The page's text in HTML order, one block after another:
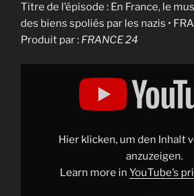
Titre de l’épisode : En France, le
des biens spoliés par les nazis •
Produit par : FRANCE 24
Display
Hier klicken, um den Inhalt
anzuzeigen.
Learn more in YouTube’s